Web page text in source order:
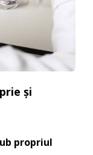
și
propriul